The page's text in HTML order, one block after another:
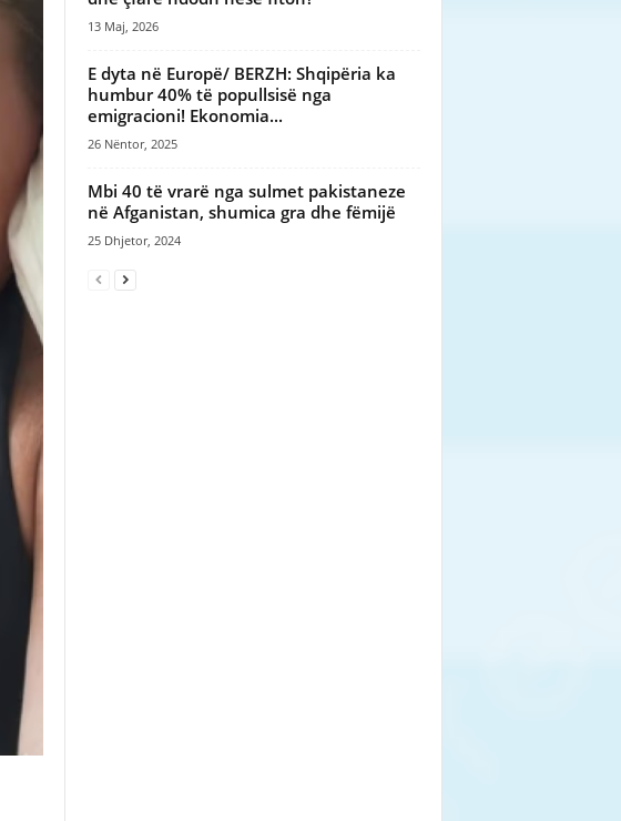
13 Maj, 2026
E dyta në Europë/ BERZH: Shqipëria ka
humbur 40% të popullsisë nga
emigracioni! Ekonomia...
26 Nëntor, 2025
Mbi 40 të vrarë nga sulmet pakistaneze
në Afganistan, shumica gra dhe fëmijë
25 Dhjetor, 2024